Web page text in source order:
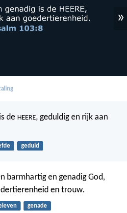
»
de HEERE, geduldig en rijk aan
geduld
barmhartig en genadig God,
en trouw.
genade